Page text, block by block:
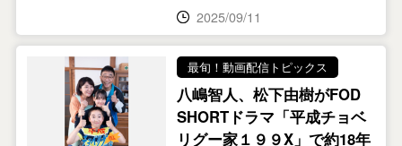
2025/09/11
最旬！動画配信トピックス
八嶋智人、松下由樹がFOD
SHORTドラマ「平成チョベ
リグー家１９９X」で約18年